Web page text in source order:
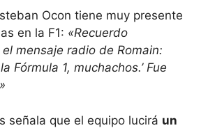
Ocon tiene muy presente
en la F1: «Recuerdo
mensaje radio de Romain:
Fórmula 1, muchachos.’ Fue
señala que el equipo lucirá un